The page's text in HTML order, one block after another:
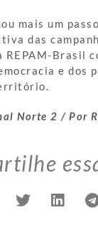
mais um
das
REPAM-Brasil
e dos
Norte 2 / Por